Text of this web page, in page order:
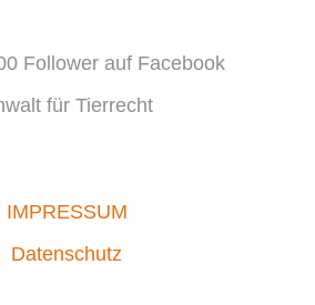
Follower auf Facebook
für Tierrecht
IMPRESSUM
Datenschutz